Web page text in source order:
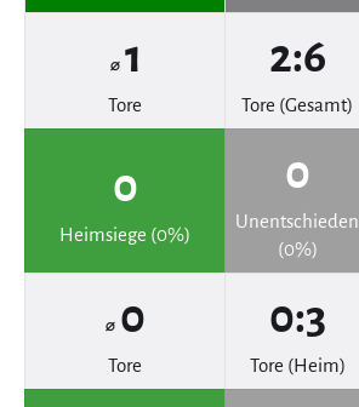
⌀ 1
Tore
2:6
Tore (Gesamt)
0
Heimsiege (0%)
0
Unentschieden
(0%)
⌀ 0
Tore
0:3
Tore (Heim)